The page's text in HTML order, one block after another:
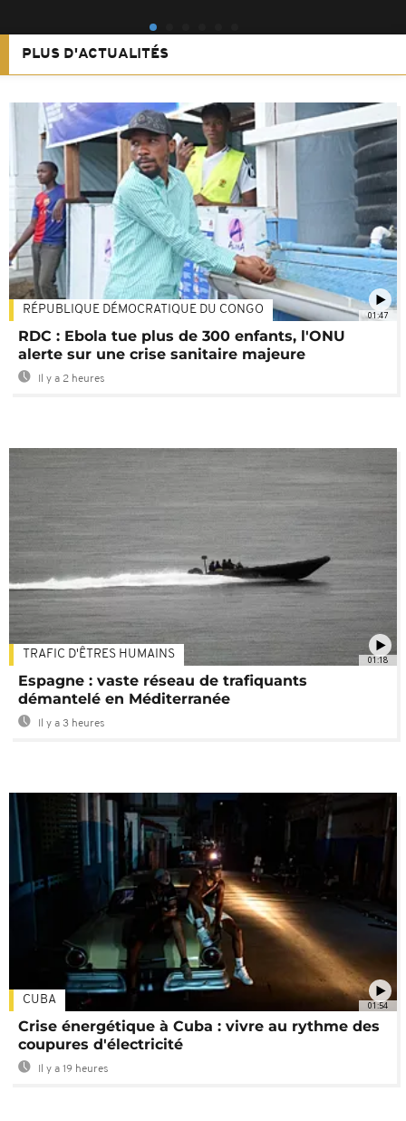
PLUS D'ACTUALITÉS
01:47
RÉPUBLIQUE DÉMOCRATIQUE DU CONGO
RDC : Ebola tue plus de 300 enfants, l'ONU
alerte sur une crise sanitaire majeure
Il y a 2 heures
01:18
TRAFIC D'ÊTRES HUMAINS
Espagne : vaste réseau de trafiquants
démantelé en Méditerranée
Il y a 3 heures
01:54
CUBA
Crise énergétique à Cuba : vivre au rythme des
coupures d'électricité
Il y a 19 heures